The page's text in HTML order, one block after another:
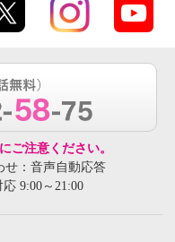
ご注意ください。
せ：音声自動応答
9:00～21:00